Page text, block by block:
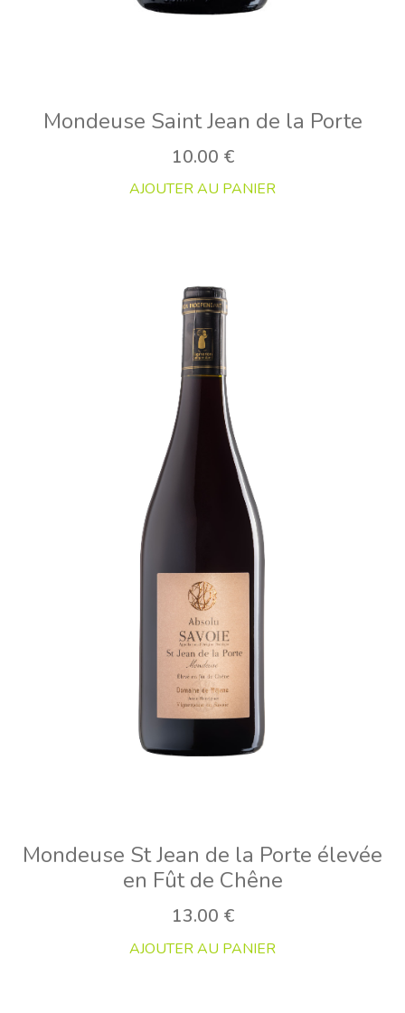
Mondeuse Saint Jean de la Porte
10.00 €
AJOUTER AU PANIER
Mondeuse St Jean de la Porte élevée
en Fût de Chêne
13.00 €
AJOUTER AU PANIER